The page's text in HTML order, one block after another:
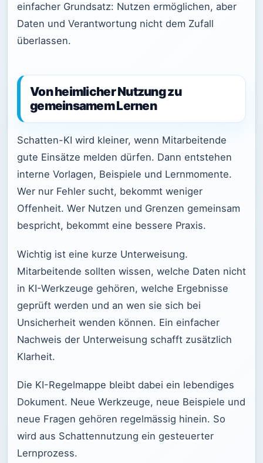
einfacher Grundsatz: Nutzen ermöglichen, aber
Daten und Verantwortung nicht dem Zufall
überlassen.
Von heimlicher Nutzung zu
gemeinsamem Lernen
Schatten-KI wird kleiner, wenn Mitarbeitende
gute Einsätze melden dürfen. Dann entstehen
interne Vorlagen, Beispiele und Lernmomente.
Wer nur Fehler sucht, bekommt weniger
Offenheit. Wer Nutzen und Grenzen gemeinsam
bespricht, bekommt eine bessere Praxis.
Wichtig ist eine kurze Unterweisung.
Mitarbeitende sollten wissen, welche Daten nicht
in KI-Werkzeuge gehören, welche Ergebnisse
geprüft werden und an wen sie sich bei
Unsicherheit wenden können. Ein einfacher
Nachweis der Unterweisung schafft zusätzlich
Klarheit.
Die KI-Regelmappe bleibt dabei ein lebendiges
Dokument. Neue Werkzeuge, neue Beispiele und
neue Fragen gehören regelmässig hinein. So
wird aus Schattennutzung ein gesteuerter
Lernprozess.